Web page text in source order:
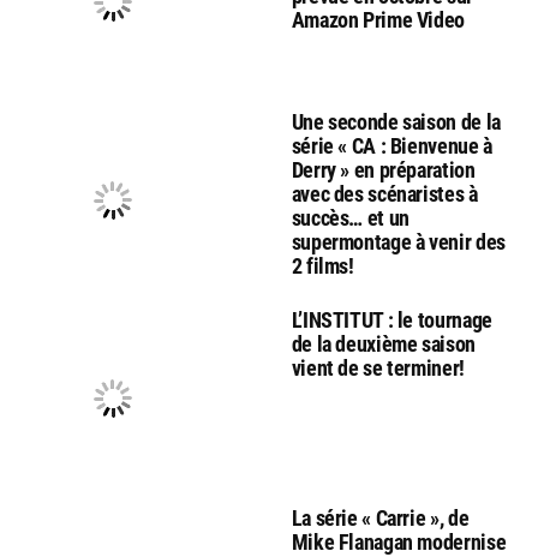
Amazon Prime Video
Une seconde saison de la
série « CA : Bienvenue à
Derry » en préparation
avec des scénaristes à
succès… et un
supermontage à venir des
2 films!
L’INSTITUT : le tournage
de la deuxième saison
vient de se terminer!
La série « Carrie », de
Mike Flanagan modernise